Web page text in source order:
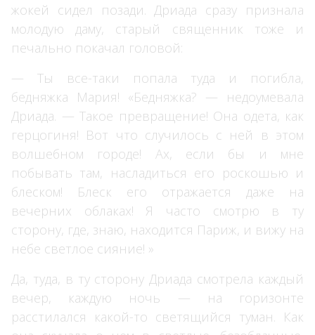
жокей сидел позади. Дриада сразу признала
молодую даму, старый священник тоже и
печально покачал головой:
— Ты все-таки попала туда и погибла,
бедняжка Мария! «Бедняжка? — недоумевала
Дриада. — Такое превращение! Она одета, как
герцогиня! Вот что случилось с ней в этом
волшебном городе! Ах, если бы и мне
побывать там, насладиться его роскошью и
блеском! Блеск его отражается даже на
вечерних облаках! Я часто смотрю в ту
сторону, где, знаю, находится Париж, и вижу на
небе светлое сияние! »
Да, туда, в ту сторону Дриада смотрела каждый
вечер, каждую ночь — на горизонте
расстилался какой-то светящийся туман. Как